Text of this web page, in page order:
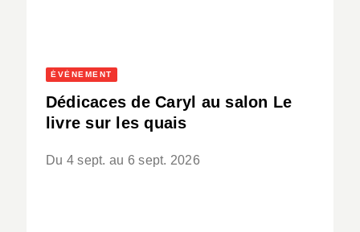
ÉVÈNEMENT
Dédicaces de Caryl au salon Le
livre sur les quais
Du 4 sept. au 6 sept. 2026